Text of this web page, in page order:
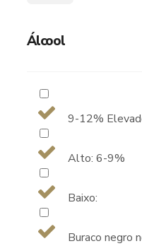
Álcool
9-12%
Alto: 6-9%
Baixo:
Buraco negro